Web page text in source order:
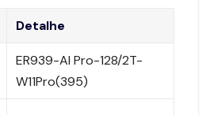
Detalhe
ER939-AI Pro-128/2T-
W11Pro(395)